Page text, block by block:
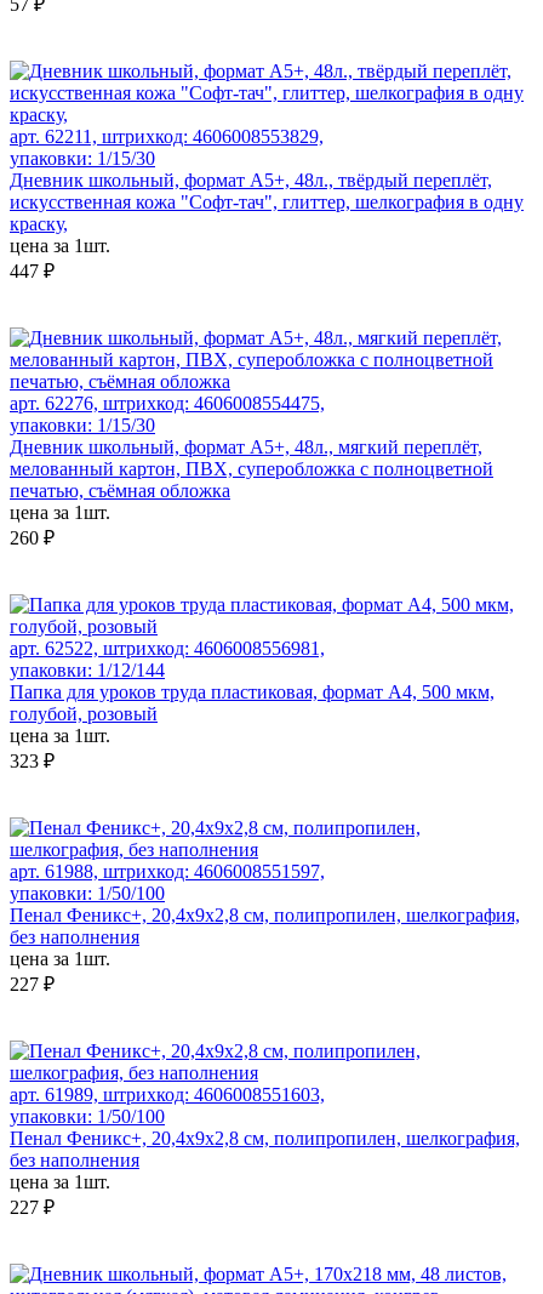
57 ₽
арт. 62211, штрихкод: 4606008553829,
упаковки: 1/15/30
Дневник школьный, формат А5+, 48л., твёрдый переплёт,
искусственная кожа "Софт-тач", глиттер, шелкография в одну
краску,
цена за 1шт.
447 ₽
арт. 62276, штрихкод: 4606008554475,
упаковки: 1/15/30
Дневник школьный, формат А5+, 48л., мягкий переплёт,
мелованный картон, ПВХ, суперобложка с полноцветной
печатью, съёмная обложка
цена за 1шт.
260 ₽
арт. 62522, штрихкод: 4606008556981,
упаковки: 1/12/144
Папка для уроков труда пластиковая, формат А4, 500 мкм,
голубой, розовый
цена за 1шт.
323 ₽
арт. 61988, штрихкод: 4606008551597,
упаковки: 1/50/100
Пенал Феникс+, 20,4х9х2,8 см, полипропилен, шелкография,
без наполнения
цена за 1шт.
227 ₽
арт. 61989, штрихкод: 4606008551603,
упаковки: 1/50/100
Пенал Феникс+, 20,4х9х2,8 см, полипропилен, шелкография,
без наполнения
цена за 1шт.
227 ₽